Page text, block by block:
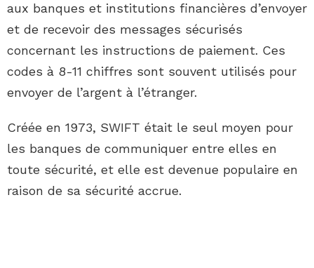
aux banques et institutions financières d’envoyer
et de recevoir des messages sécurisés
concernant les instructions de paiement. Ces
codes à 8-11 chiffres sont souvent utilisés pour
envoyer de l’argent à l’étranger.
Créée en 1973, SWIFT était le seul moyen pour
les banques de communiquer entre elles en
toute sécurité, et elle est devenue populaire en
raison de sa sécurité accrue.